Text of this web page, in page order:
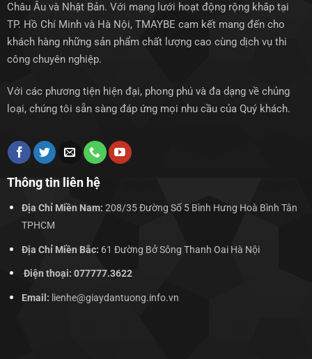
Châu Âu và Nhật Bản. Với mạng lưới hoạt động rộng khắp tại
TP. Hồ Chí Minh và Hà Nội, TMAYBE cam kết mang đến cho
khách hàng những sản phẩm chất lượng cao cùng dịch vụ thi
công chuyên nghiệp.
Với các phương tiện hiện đại, phong phú và đa dạng về chủng
loại, chúng tôi sẵn sàng đáp ứng mọi nhu cầu của Quý khách.
Thông tin liên hệ
Địa Chỉ Miền Nam: 208/35 Đường Số 5 Bình Hưng Hoà Bình Tân
TPHCM
Địa Chỉ Miền Bắc: 61 Đường Bở Sông Thanh Oai Hà Nội
Điện thoại: 077777.3622
Email: lienhe@giaydantuong.info.vn